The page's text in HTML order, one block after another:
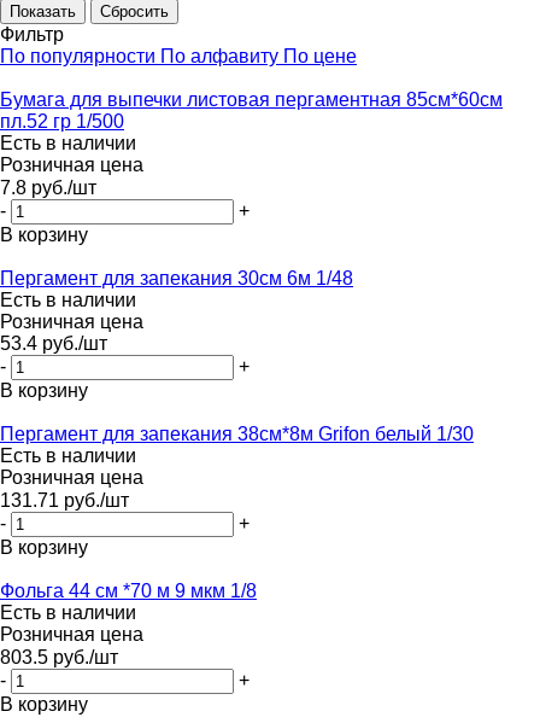
Сбросить
Фильтр
По популярности По алфавиту По цене
Бумага для выпечки листовая пергаментная 85см*60см
пл.52 гр 1/500
Есть в наличии
Розничная цена
7.8 руб./шт
-
+
В корзину
Пергамент для запекания 30см 6м 1/48
Есть в наличии
Розничная цена
53.4 руб./шт
-
+
В корзину
Пергамент для запекания 38см*8м Grifon белый 1/30
Есть в наличии
Розничная цена
131.71 руб./шт
-
+
В корзину
Фольга 44 см *70 м 9 мкм 1/8
Есть в наличии
Розничная цена
803.5 руб./шт
-
+
В корзину